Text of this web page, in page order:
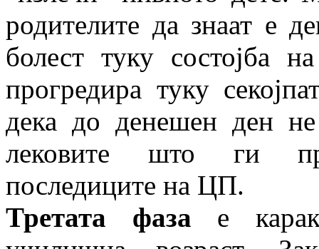
родителите да знаат е
болест туку состојба
прогредира туку
дека до денешен ден
лековите што ги
последиците на ЦП.
Третата фаза е